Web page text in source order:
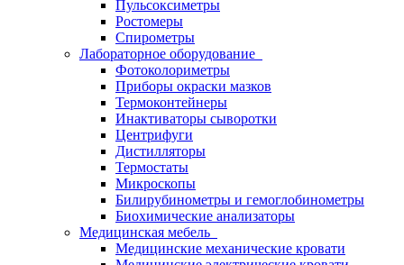
Пульсоксиметры
Ростомеры
Спирометры
Лабораторное оборудование
Фотоколориметры
Приборы окраски мазков
Термоконтейнеры
Инактиваторы сыворотки
Центрифуги
Дистилляторы
Термостаты
Микроскопы
Билирубинометры и гемоглобинометры
Биохимические анализаторы
Медицинская мебель
Медицинские механические кровати